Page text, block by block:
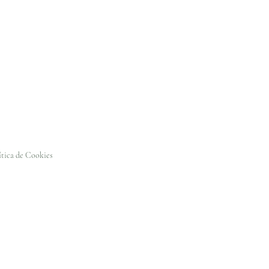
de Cookies